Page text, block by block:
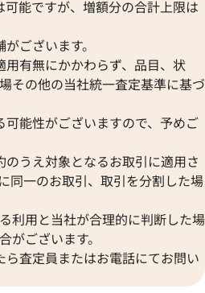
能ですが、増額分の合計上限は
ございます。
有無にかかわらず、品目、状
その他の当社統一査定基準に基づ
能性がございますので、予めご
うえ対象となるお取引に適用さ
同一のお取引、取引を分割した場
利用と当社が合理的に判断した場
がございます。
査定員またはお電話にてお問い